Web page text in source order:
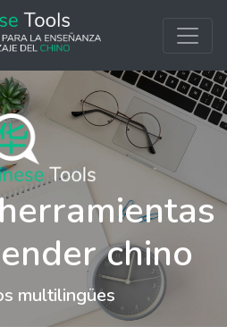
chino
multilingües